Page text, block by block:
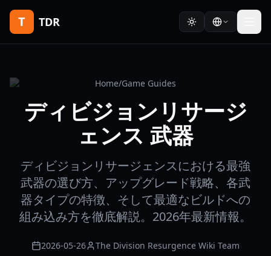
T TDR
Home/Game Guides
ディビジョンリサージ
ェンス 武器
ディビジョンリサージェンスにおける最強
武器の選び方、アップグレード戦略、各武
器タイプの特徴、そして最適なビルドへの
組み込み方を徹底解説。2026年最新情報。
2026-05-26 The Division Resurgence Wiki Team